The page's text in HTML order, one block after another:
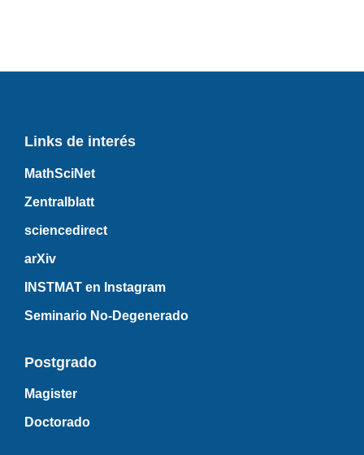
Links de interés
MathSciNet
Zentralblatt
sciencedirect
arXiv
INSTMAT en Instagram
Seminario No-Degenerado
Postgrado
Magister
Doctorado